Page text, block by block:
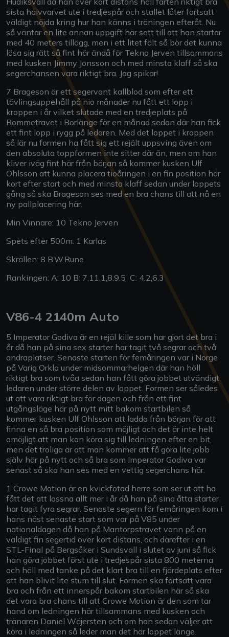
sista halvvarvet ute i tredjespår och stallet låter fortsatt
väldigt nöjda kring hur han känns i träningen efteråt. Nu
så väntar en lite annan uppgift här sett till att han startar
med 40 meters tillägg, men i ett litet fält så bör det kunna
lösa sig rätt så fint här ändå för Tekno Jerven tillsammans
med kusken Jimmy Jonsson och med minsta klaff så ska
segerchansen vara riktigt bra. Jag spikar!
7 Brageson är ett segervant kallblod som efter ett
tävlingsuppehåll på nio månader nu fått ett lopp i
kroppen i år vilket slutade med en tredjeplats på
Rommetravet i Borlänge för en månad sedan där han fick
ett fint lopp i rygg på ledaren. Med det loppet i kroppen
så lär nu formen ha fått sig ett rejält uppsving även om
den absoluta toppformen inte sitter där än, men om han
kliver iväg fint här från början så kommer kusken Ulf
Ohlsson att kunna placera tioåringen i en fin position här
kort efter start och med minsta klaff sedan under loppets
gång så ska Brageson ses med en bra chans till att nå en
ny pallplacering här.
Min Vinnare: 10 Tekno Jerven
Spets efter 500m: 1 Karlas
Skrällen: 8 B.W.Rune
Rankingen: A: 10 B: 7,11,1,8,9,5 C: 4,2,6,3
V86-4 2140m Auto
5 Imperator Godiva är en rejäl kille som har gjort det bra i
år då han på sina sex starter har tagit två segrar och två
andraplatser. Senaste starten för femåringen var i Norge
på Varig Orkla under midsommarhelgen där han höll
riktigt bra som tvåa sedan han fått göra jobbet utvändigt
ledaren under större delen av loppet. Formen ser således
ut att vara riktigt bra för dagen och från ett fint
utgångsläge här på nytt mitt bakom startbilen så
kommer kusken Ulf Ohlsson att ladda från början för att
finna en så bra position som möjligt och det är inte helt
omöjligt att man kan köra sig till ledningen efter en bit,
men det troliga är att man kommer att få göra lite jobb
själv här på nytt och så bra som Imperator Godiva var
senast så ska han ses med en vettig segerchans här.
1 Crowe Motion är en kvickfotad herre som ser ut att ha
fått det att lossna allt mer i år då han på sina åtta starter
har tagit fyra segrar. Senaste segern för femåringen kom i
hans näst senaste start som var på V85 under
nationaldagen då han på Mantorpstravet vann på en
väldigt fin segertid över kort distans, och därefter i en
STL-Final på Bergsåker i Sundsvall i slutet av juni så fick
han göra jobbet först ute i tredjespår sista 800 meterna
och höll med tanke på det klart bra till en fjärdeplats efter
att han blivit lite stum till slut. Formen ska fortsatt vara
bra och från ett innerspår bakom startbilen här så ska
det vara bra chans till att Crowe Motion är den som tar
hand om ledningen här tillsammans med kusken och
tränaren Daniel Wäjersten och om han sedan väljer att
köra i ledningen så leder man det här loppet länge.